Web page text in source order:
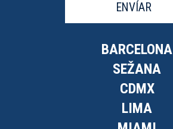
ENVÍAR
BARCELONA
SEŽANA
CDMX
LIMA